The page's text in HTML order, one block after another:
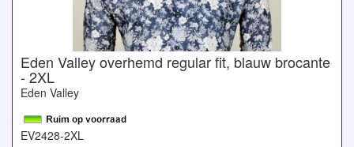
Eden Valley overhemd regular fit, blauw brocante
- 2XL
Eden Valley
EV2428-2XL